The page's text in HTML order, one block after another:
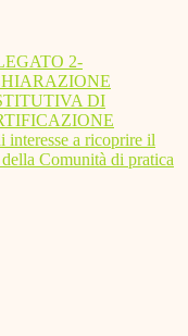
2-
DI
interesse a ricoprire il
Comunità di pratica